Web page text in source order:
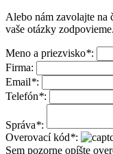
Alebo nám zavolajte na
vaše otázky zodpovieme.
Meno a priezvisko*:
Firma:
Email*:
Telefón*:
Správa*:
Overovací kód*:
Sem pozorne opíšte